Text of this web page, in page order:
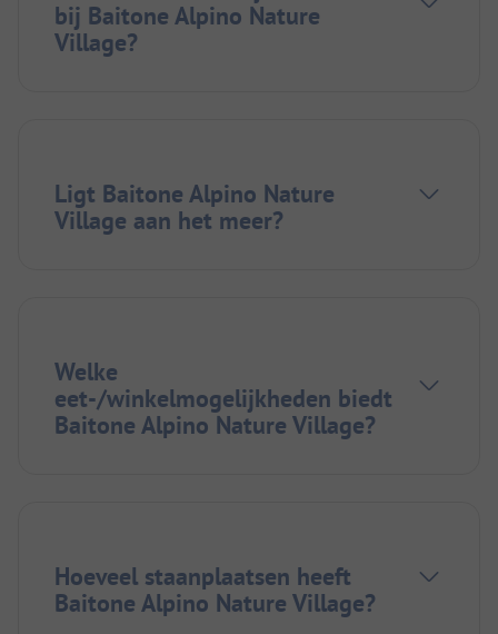
bij Baitone Alpino Nature
Village?
Ligt Baitone Alpino Nature
Village aan het meer?
Welke
eet-/winkelmogelijkheden biedt
Baitone Alpino Nature Village?
Hoeveel staanplaatsen heeft
Baitone Alpino Nature Village?